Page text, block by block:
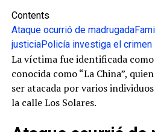
Contents
Ataque ocurrió de madrugada
justiciaPolicía investiga el crimen
La víctima fue identificada
conocida como “La China”,
ser atacada por varios
la calle Los Solares.